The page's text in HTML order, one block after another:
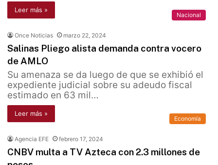
Leer más »
Nacional
Once Noticias marzo 22, 2024
Salinas Pliego alista demanda contra vocero
de AMLO
Su amenaza se da luego de que se exhibió el
expediente judicial sobre su adeudo fiscal
estimado en 63 mil…
Leer más »
Economía
Agencia EFE febrero 17, 2024
CNBV multa a TV Azteca con 2.3 millones de